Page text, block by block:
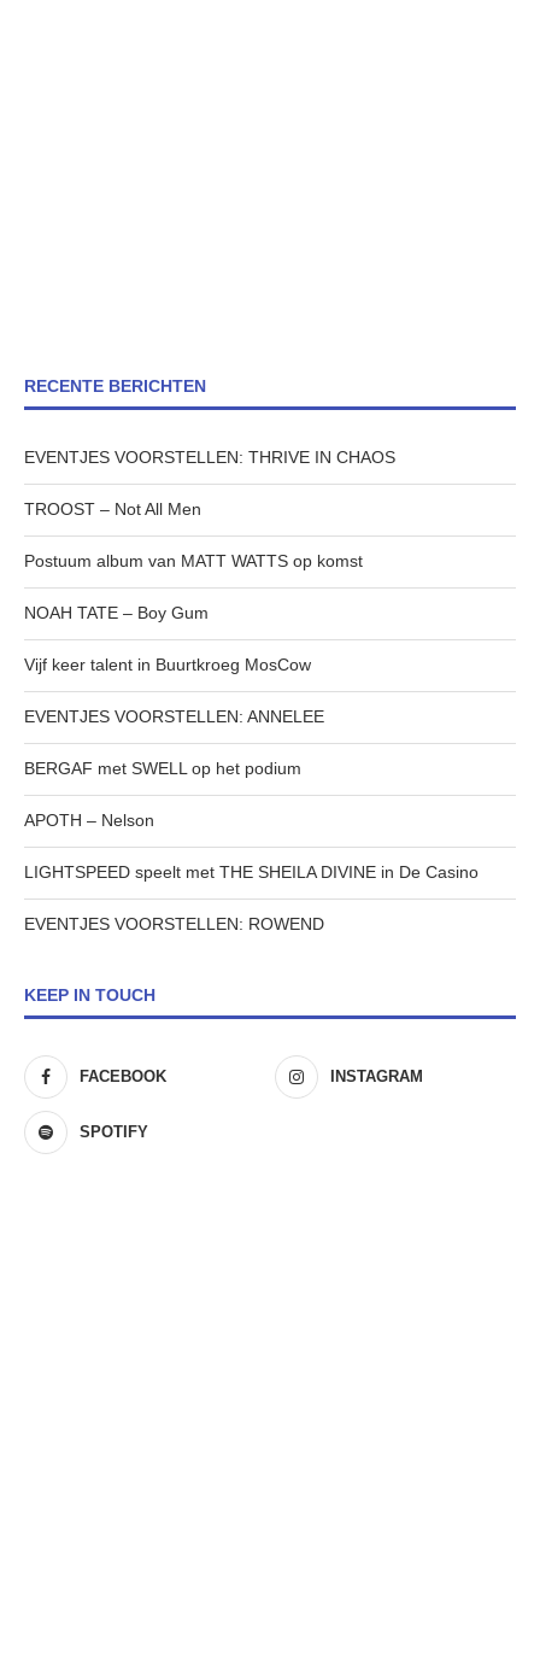
RECENTE BERICHTEN
EVENTJES VOORSTELLEN: THRIVE IN CHAOS
TROOST – Not All Men
Postuum album van MATT WATTS op komst
NOAH TATE – Boy Gum
Vijf keer talent in Buurtkroeg MosCow
EVENTJES VOORSTELLEN: ANNELEE
BERGAF met SWELL op het podium
APOTH – Nelson
LIGHTSPEED speelt met THE SHEILA DIVINE in De Casino
EVENTJES VOORSTELLEN: ROWEND
KEEP IN TOUCH
FACEBOOK INSTAGRAM
SPOTIFY